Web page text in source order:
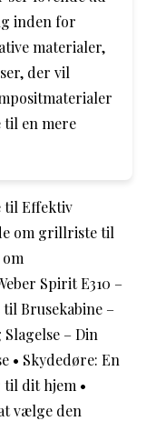
inden for
materialer,
der vil
en mere
til Effektiv
om grillriste til
Spirit E310 –
Brusekabine –
Slagelse – Din
• Skydedøre: En
til dit hjem •
vælge den